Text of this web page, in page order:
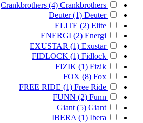
Crankbrothers (4) Crankbrothers
Deuter (1) Deuter
ELITE (2) Elite
ENERGI (2) Energi
EXUSTAR (1) Exustar
FIDLOCK (1) Fidlock
FIZIK (1) Fizik
FOX (8) Fox
FREE RIDE (1) Free Ride
FUNN (2) Funn
Giant (5) Giant
IBERA (1) Ibera